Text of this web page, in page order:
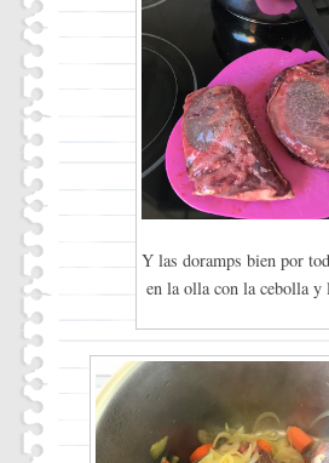
Y las doramps bien por
en la olla con la cebolla y